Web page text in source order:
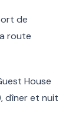
de
route
House
dîner et nuit